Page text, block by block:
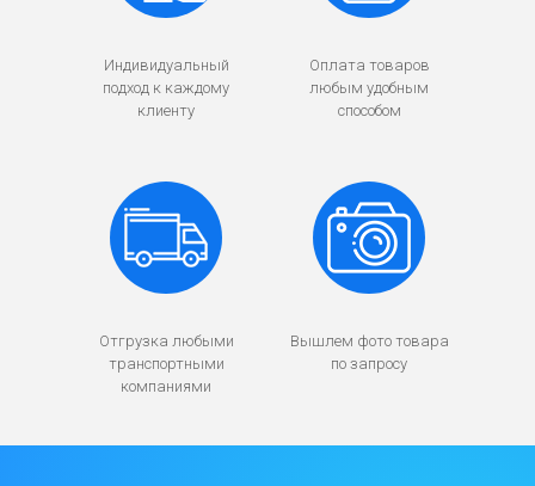
Индивидуальный
подход к каждому
клиенту
Оплата товаров
любым удобным
способом
Отгрузка любыми
транспортными
компаниями
Вышлем фото товара
по запросу